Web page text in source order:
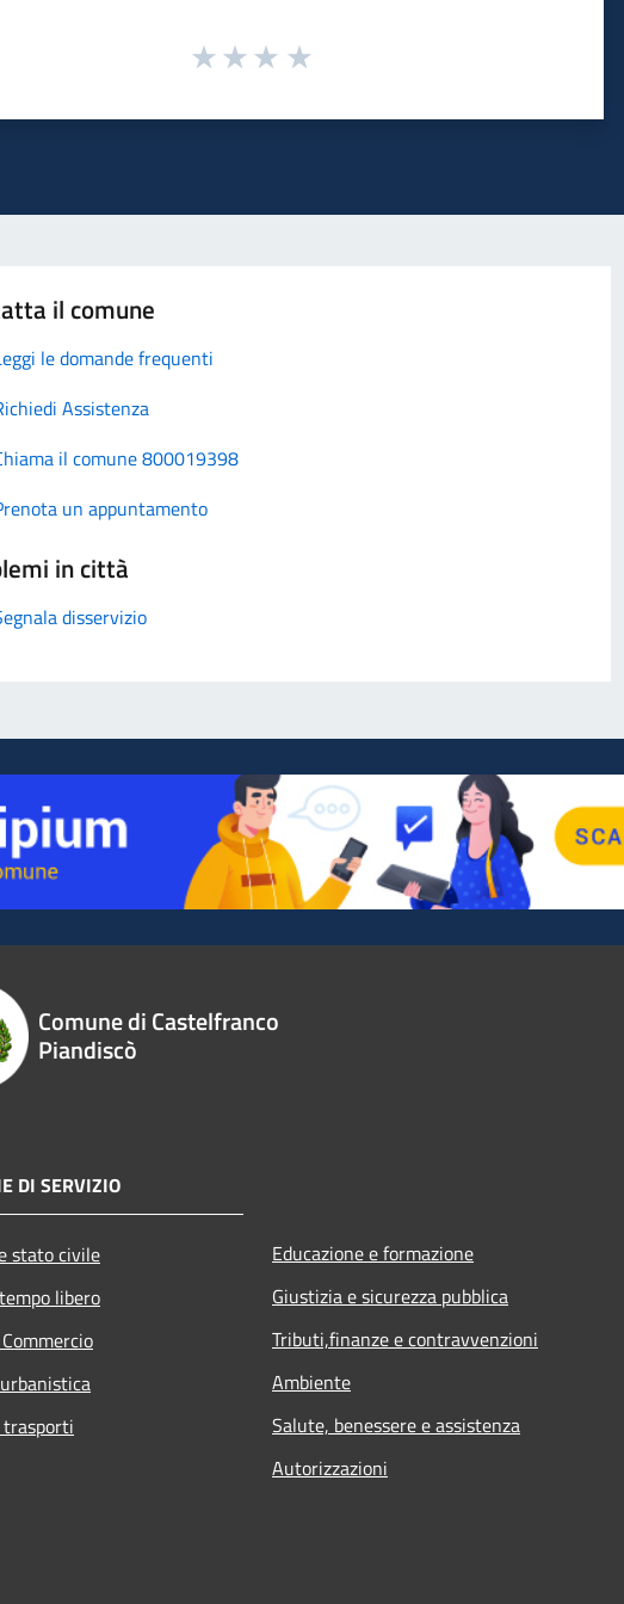
il comune
le domande frequenti
Assistenza
il comune 800019398
un appuntamento
in città
disservizio
Comune di Castelfranco
Piandiscò
DI SERVIZIO
stato civile
libero
Educazione e formazione
Giustizia e sicurezza pubblica
Tributi,finanze e contravvenzioni
Ambiente
Salute, benessere e assistenza
Autorizzazioni